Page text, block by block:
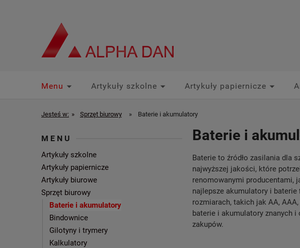
Menu Artykuły szkolne Artykuły papiernicze
Promocje Partnerskie
Jesteś w: » Sprzęt biurowy » Baterie i akumulatory
Baterie i
Baterie to źródło zasilania dla
najwyższej jakości, które
renomowanymi producentami,
najlepsze akumulatory i
rozmiarach, takich jak AA,
baterie i akumulatory znanych i
zakupów.
MENU
Artykuły szkolne
Artykuły papiernicze
Artykuły biurowe
Sprzęt biurowy
Baterie i akumulatory
Bindownice
Gilotyny i trymery
Kalkulatory